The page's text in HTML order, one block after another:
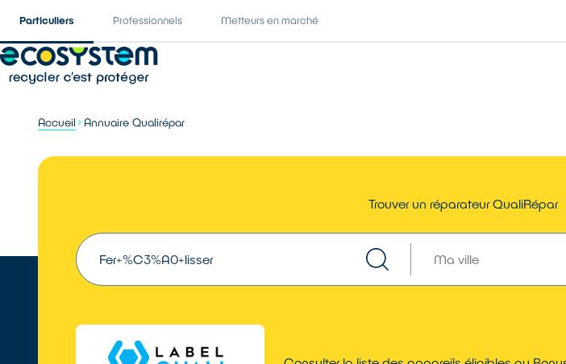
Particuliers Professionnels Metteurs en marché
Accueil Annuaire Qualirépar
Trouver un réparateur QualiRépar